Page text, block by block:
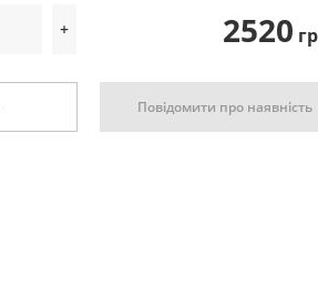
+ 2520
Повідомити про наявність